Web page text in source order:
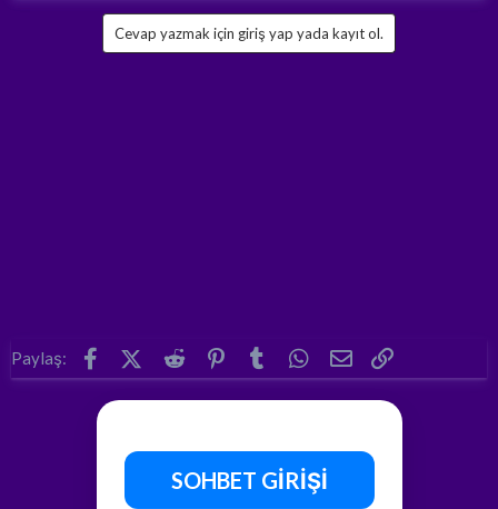
Cevap yazmak için giriş yap yada kayıt ol.
Paylaş: FacebookX (Twitter)
Reddit Pinterest
Tumblr WhatsApp
E-posta
SOHBET GİRİŞİ